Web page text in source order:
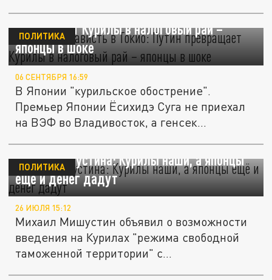
Страх и ненависть в Токио: Путин
превращает Курилы в налоговый рай –
японцы в шоке
ПОЛИТИКА
06 СЕНТЯБРЯ 16:59
В Японии "курильское обострение".
Премьер Японии Ёсихидэ Суга не приехал
на ВЭФ во Владивосток, а генсек...
Вилка Мишустина: Курилы наши, а японцы
ещё и денег дадут
ПОЛИТИКА
26 ИЮЛЯ 15:12
Михаил Мишустин объявил о возможности
введения на Курилах "режима свободной
таможенной территории" с...